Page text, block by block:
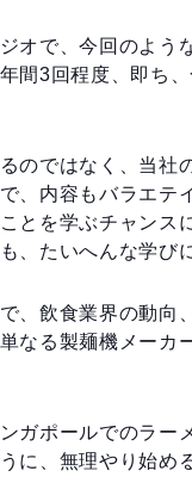
オで、今回のよう
間3回程度、即ち
のではなく、当社
、内容もバラエテ
とを学ぶチャンス
、たいへんな学び
、飲食業界の動向
なる製麺機メーカ
ガポールでのラー
に、無理やり始め